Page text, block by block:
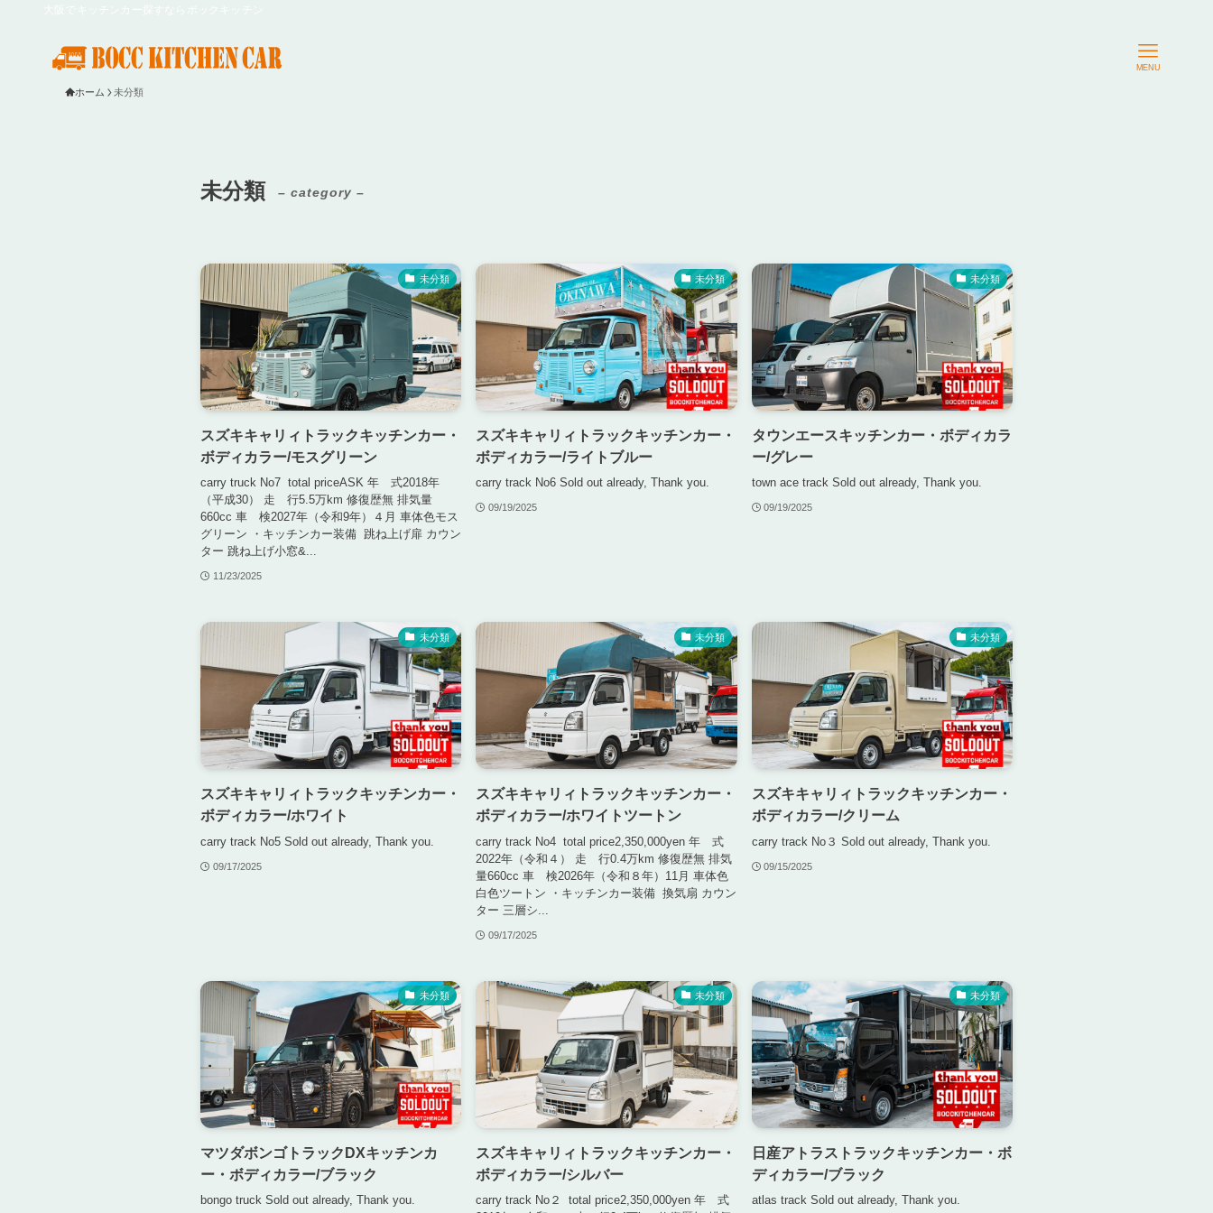
事業紹介
販売車両一覧
オリジナルキッチンカー製造費用の目安
移動販売車の保健所申請（全国版）
お問い合わせ
MENU
ホーム 未分類
未分類 – category –
未分類
スズキキャリィトラックキッチンカー・
ボディカラー/モスグリーン
carry truck No7 total priceASK 年 式2018年
（平成30） 走 行5.5万km 修復歴無 排気量
660cc 車 検2027年（令和9年）４月 車体色モス
グリーン ・キッチンカー装備 跳ね上げ扉 カウン
ター 跳ね上げ小窓&...
11/23/2025
未分類
スズキキャリィトラックキッチンカー・
ボディカラー/ライトブルー
carry track No6 Sold out already, Thank you.
09/19/2025
未分類
タウンエースキッチンカー・ボディカラ
ー/グレー
town ace track Sold out already, Thank you.
09/19/2025
未分類
スズキキャリィトラックキッチンカー・
ボディカラー/ホワイト
carry track No5 Sold out already, Thank you.
09/17/2025
未分類
スズキキャリィトラックキッチンカー・
ボディカラー/ホワイトツートン
carry track No4 total price2,350,000yen 年 式
2022年（令和４） 走 行0.4万km 修復歴無 排気
量660cc 車 検2026年（令和８年）11月 車体色
白色ツートン ・キッチンカー装備 換気扇 カウン
ター 三層シ...
09/17/2025
未分類
スズキキャリィトラックキッチンカー・
ボディカラー/クリーム
carry track No３ Sold out already, Thank you.
09/15/2025
未分類
マツダボンゴトラックDXキッチンカ
ー・ボディカラー/ブラック
bongo truck Sold out already, Thank you.
未分類
スズキキャリィトラックキッチンカー・
ボディカラー/シルバー
carry track No２ total price2,350,000yen 年 式
未分類
日産アトラストラックキッチンカー・ボ
ディカラー/ブラック
atlas track Sold out already, Thank you.